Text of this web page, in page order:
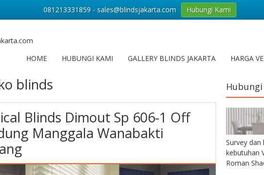
HOME
HUBUNGI KAMI GALLERY BLINDS JAKARTA HARGA
blinds
Blinds Dimout Sp 606-1 Off
Manggala Wanabakti
Survey
kebutuhan
Roman
081213331859 - sales@blindsjakarta.com Hubungi Kami